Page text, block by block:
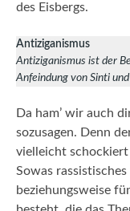
des Eisbergs.
Antiziganismus
Antiziganismus ist der
Anfeindung von Sinti und
Da ham’ wir auch
sozusagen. Denn
vielleicht schockiert
Sowas
beziehungsweise